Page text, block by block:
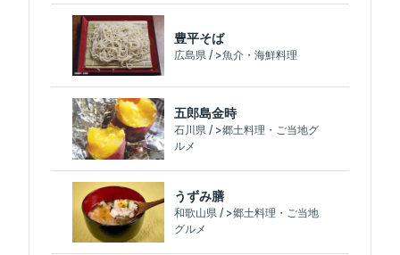
豊平そば
広島県 / >魚介・海鮮料理
五郎島金時
石川県 / >郷土料理・ご当地グ
ルメ
うずみ膳
和歌山県 / >郷土料理・ご当地
グルメ